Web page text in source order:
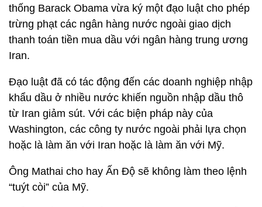
thống Barack Obama vừa ký một đạo luật cho phép
trừng phạt các ngân hàng nước ngoài giao dịch
thanh toán tiền mua dầu với ngân hàng trung ương
Iran.
Đạo luật đã có tác động đến các doanh nghiệp nhập
khẩu dầu ở nhiều nước khiến nguồn nhập dầu thô
từ Iran giảm sút. Với các biện pháp này của
Washington, các công ty nước ngoài phải lựa chọn
hoặc là làm ăn với Iran hoặc là làm ăn với Mỹ.
Ông Mathai cho hay Ấn Độ sẽ không làm theo lệnh
“tuýt còi” của Mỹ.